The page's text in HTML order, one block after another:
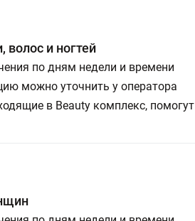
волос и ногтей
по дням недели и времени
можно уточнить у оператора
в Beauty комплекс, помогут